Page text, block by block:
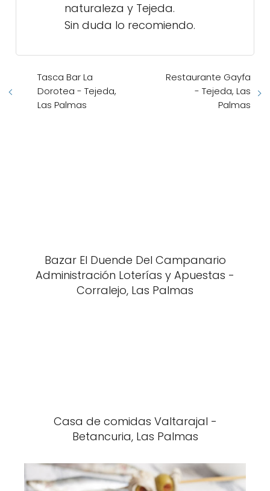
naturaleza y Tejeda.
Sin duda lo recomiendo.
Tasca Bar La
Dorotea - Tejeda,
Las Palmas
Restaurante Gayfa
- Tejeda, Las
Palmas
Bazar El Duende Del Campanario
Administración Loterías y Apuestas -
Corralejo, Las Palmas
Casa de comidas Valtarajal -
Betancuria, Las Palmas